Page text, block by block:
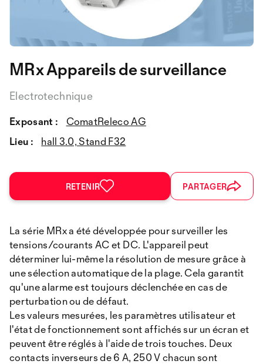
MRx Appareils de surveillance
Electrotechnique
Exposant :
ComatReleco AG
Lieu :
hall 3.0, Stand F32
RETENIR PARTAGER
La série MRx a été développée pour surveiller les
tensions/courants AC et DC. L'appareil peut
déterminer lui-même la résolution de mesure grâce à
une sélection automatique de la plage. Cela garantit
qu'une alarme est toujours déclenchée en cas de
perturbation ou de défaut.
Les valeurs mesurées, les paramètres utilisateur et
l'état de fonctionnement sont affichés sur un écran et
peuvent être réglés à l'aide de trois touches. Deux
contacts inverseurs de 6 A, 250 V chacun sont